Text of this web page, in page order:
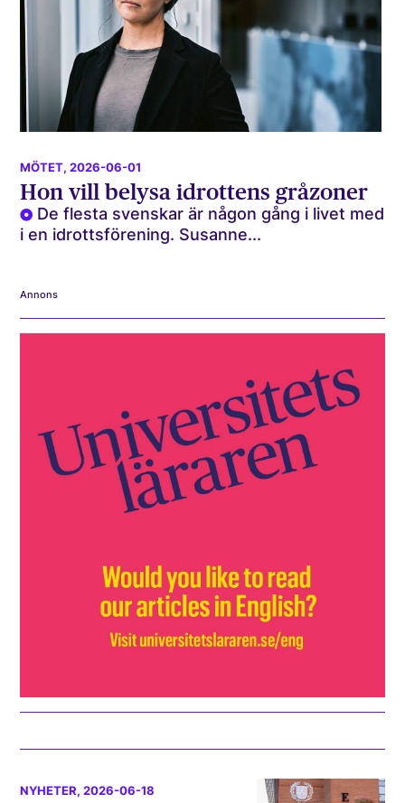
MÖTET, 2026-06-01
Hon vill belysa idrottens gråzoner
De flesta svenskar är någon gång i livet med
i en idrottsförening. Susanne...
Annons
NYHETER, 2026-06-18